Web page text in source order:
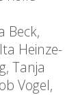
Beck,
Heinze-
Tanja
Vogel,